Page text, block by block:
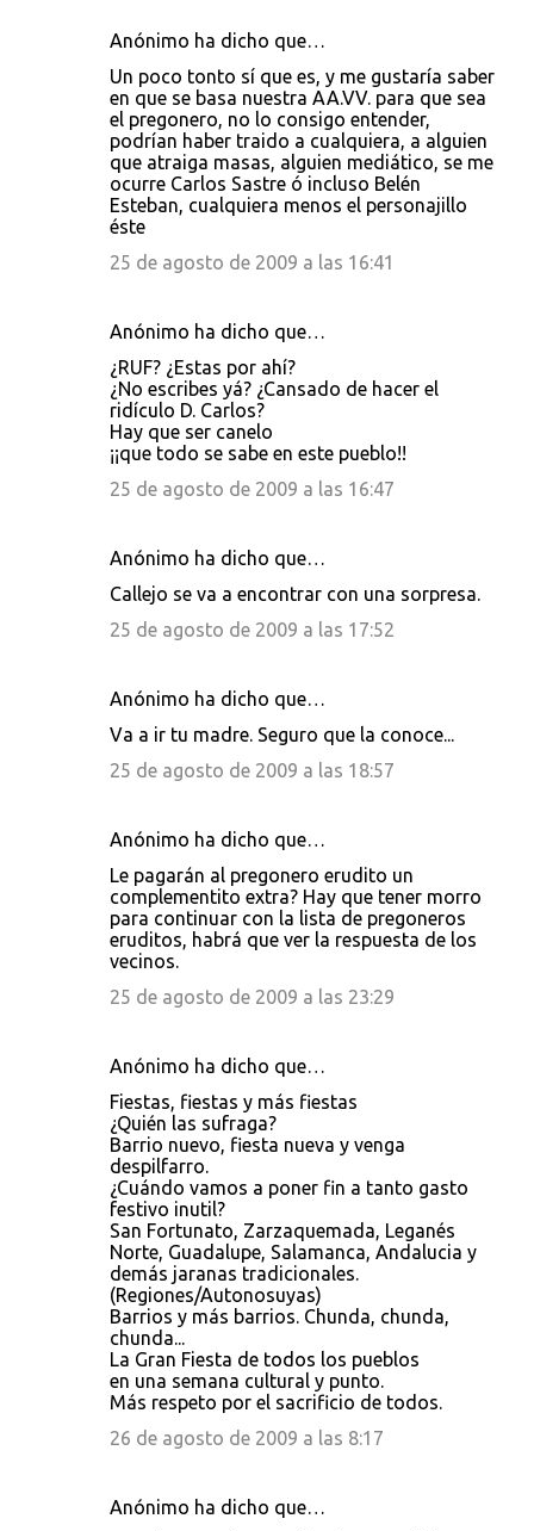
Anónimo ha dicho que…
Un poco tonto sí que es, y me gustaría saber
en que se basa nuestra AA.VV. para que sea
el pregonero, no lo consigo entender,
podrían haber traido a cualquiera, a alguien
que atraiga masas, alguien mediático, se me
ocurre Carlos Sastre ó incluso Belén
Esteban, cualquiera menos el personajillo
éste
25 de agosto de 2009 a las 16:41
Anónimo ha dicho que…
¿RUF? ¿Estas por ahí?
¿No escribes yá? ¿Cansado de hacer el
ridículo D. Carlos?
Hay que ser canelo
¡¡que todo se sabe en este pueblo!!
25 de agosto de 2009 a las 16:47
Anónimo ha dicho que…
Callejo se va a encontrar con una sorpresa.
25 de agosto de 2009 a las 17:52
Anónimo ha dicho que…
Va a ir tu madre. Seguro que la conoce...
25 de agosto de 2009 a las 18:57
Anónimo ha dicho que…
Le pagarán al pregonero erudito un
complementito extra? Hay que tener morro
para continuar con la lista de pregoneros
eruditos, habrá que ver la respuesta de los
vecinos.
25 de agosto de 2009 a las 23:29
Anónimo ha dicho que…
Fiestas, fiestas y más fiestas
¿Quién las sufraga?
Barrio nuevo, fiesta nueva y venga
despilfarro.
¿Cuándo vamos a poner fin a tanto gasto
festivo inutil?
San Fortunato, Zarzaquemada, Leganés
Norte, Guadalupe, Salamanca, Andalucia y
demás jaranas tradicionales.
(Regiones/Autonosuyas)
Barrios y más barrios. Chunda, chunda,
chunda...
La Gran Fiesta de todos los pueblos
en una semana cultural y punto.
Más respeto por el sacrificio de todos.
26 de agosto de 2009 a las 8:17
Anónimo ha dicho que…